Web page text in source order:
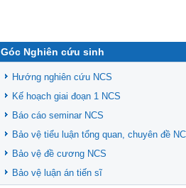
Góc Nghiên cứu sinh
Hướng nghiên cứu NCS
Kế hoạch giai đoạn 1 NCS
Báo cáo seminar NCS
Bảo vệ tiểu luận tổng quan, chuyên đề
Bảo vệ đề cương NCS
Bảo vệ luận án tiến sĩ